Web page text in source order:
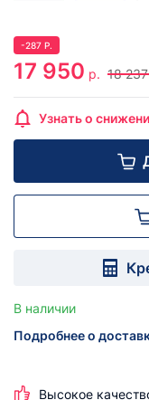
-287 Р.
17 950 р. 18 237
Узнать о
В наличии
Подробнее о
Высокое